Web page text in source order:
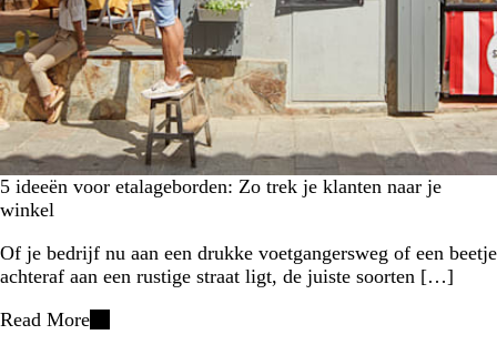
5 ideeën voor etalageborden: Zo trek je klanten naar je
winkel
Of je bedrijf nu aan een drukke voetgangersweg of een beetje
achteraf aan een rustige straat ligt, de juiste soorten […]
Read More